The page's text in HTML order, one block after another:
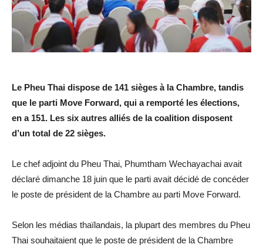
Le Pheu Thai dispose de 141 sièges à la Chambre, tandis
que le parti Move Forward, qui a remporté les élections,
en a 151. Les six autres alliés de la coalition disposent
d’un total de 22 sièges.
Le chef adjoint du Pheu Thai, Phumtham Wechayachai avait
déclaré dimanche 18 juin que le parti avait décidé de concéder
le poste de président de la Chambre au parti Move Forward.
Selon les médias thaïlandais, la plupart des membres du Pheu
Thai souhaitaient que le poste de président de la Chambre